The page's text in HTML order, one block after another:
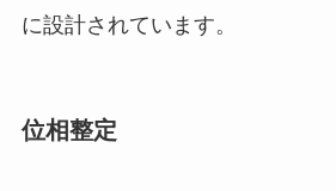
に設計されています。
位相整定